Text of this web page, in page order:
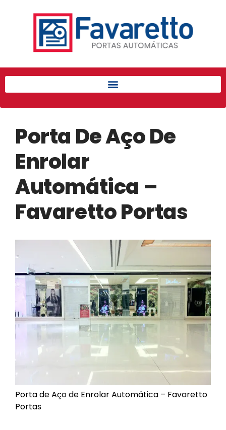
Produtos
Porta de Enrolar Automática
Acessórios Para Portas de
Pintura eletrostática
Portfólio
Acessórios
Portão de Garagem de
Enrolar em Teresópolis – RJ
Portão de Garagem de
Enrolar em São Pedro da
Aldeia – RJ
Portão de Garagem de
Enrolar em São João de
Portão de Garagem de
Enrolar em São Gonçalo – RJ
Porta De Aço De
Enrolar
Automática –
Favaretto Portas
Porta de Aço de Enrolar Automática – Favaretto
Portas